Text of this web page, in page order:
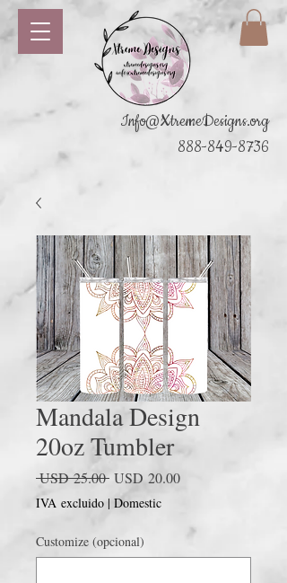
Info@XtremeDesigns.org
888-849-8736
Mandala Design
20oz Tumbler
USD 25.00 Precio
USD 20.00Precio
IVA excluido | Domestic
Customize (opcional)